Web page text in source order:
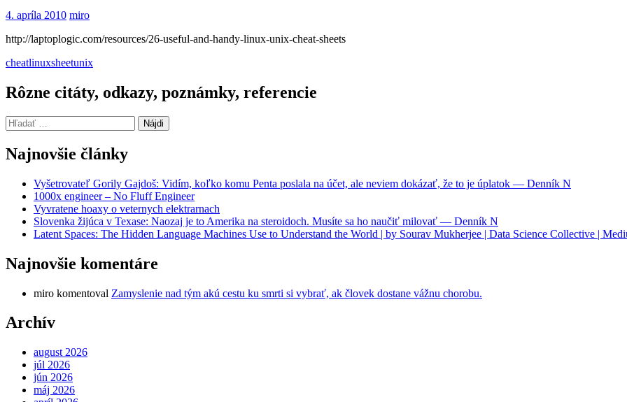
4. apríla 2010 miro
http://laptoplogic.com/resources/26-useful-and-handy-linux-unix-cheat-sheets
cheatlinuxsheetunix
Rôzne citáty, odkazy, poznámky, referencie
Hľadať:
Najnovšie články
Vyšetrovateľ Gorily Gajdoš: Vidím, koľko komu Penta poslala na účet, ale neviem dokázať, že to je úplatok — Denník N
1000x engineer – No Fluff Engineer
Vyvratene hoaxy o veternych elektrarnach
Slovenka žijúca v Texase: Naozaj je to Amerika na steroidoch. Musíte sa ho naučiť milovať — Denník N
Latent Spaces: The Hidden Language Machines Use to Understand the World | by Sourav Mukherjee | Data Science Collective |
Najnovšie komentáre
miro komentoval Zamyslenie nad tým akú cestu ku smrti si vybrať, ak človek dostane vážnu chorobu.
Archív
august 2026
júl 2026
jún 2026
máj 2026